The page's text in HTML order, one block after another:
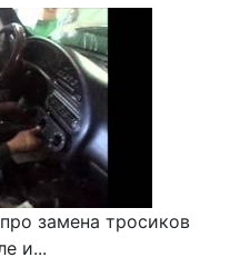
замена тросиков
и...